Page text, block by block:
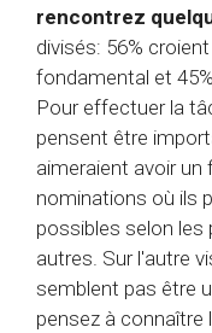
rencontrez
divisés: 56%
fondamental et
Pour effectuer la
pensent être
aimeraient avoir un
nominations où ils
possibles selon les
autres. Sur l'autre
semblent pas être
pensez à connaître